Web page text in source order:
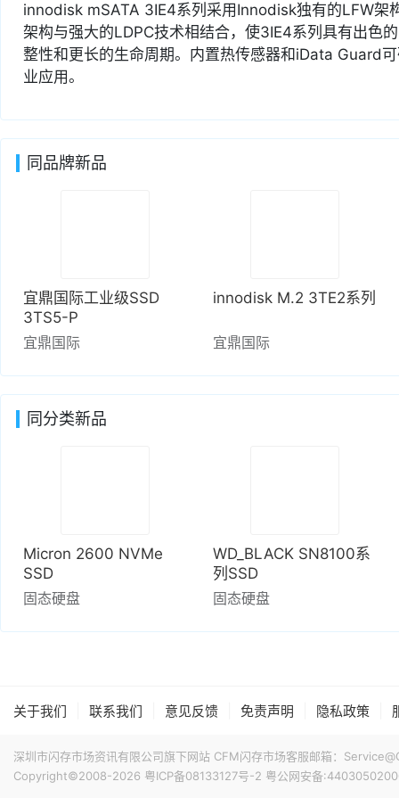
innodisk mSATA 3IE4系列采用Innodisk独有的LFW架
架构与强大的LDPC技术相结合，使3IE4系列具有出色
整性和更长的生命周期。内置热传感器和iData Guard
业应用。
同品牌新品
宜鼎国际工业级SSD
3TS5-P
宜鼎国际
innodisk M.2 3TE2系列
宜鼎国际
同分类新品
Micron 2600 NVMe
SSD
固态硬盘
WD_BLACK SN8100系
列SSD
固态硬盘
关于我们 联系我们 意见反馈 免责声明 隐私政策
深圳市闪存市场资讯有限公司旗下网站 CFM闪存市场客服邮箱：
Copyright©2008-2026 粤ICP备08133127号-2 粤公网安备